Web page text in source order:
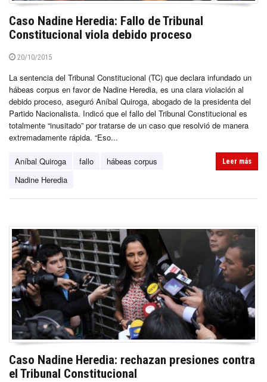
Caso Nadine Heredia: Fallo de Tribunal
Constitucional viola debido proceso
20/10/2015
La sentencia del Tribunal Constitucional (TC) que declara infundado un
hábeas corpus en favor de Nadine Heredia, es una clara violación al
debido proceso, aseguró Aníbal Quiroga, abogado de la presidenta del
Partido Nacionalista. Indicó que el fallo del Tribunal Constitucional es
totalmente “inusitado” por tratarse de un caso que resolvió de manera
extremadamente rápida. “Eso...
Aníbal Quiroga fallo
hábeas corpus
Nadine Heredia
Leer más
Caso Nadine Heredia: rechazan presiones contra
el Tribunal Constitucional